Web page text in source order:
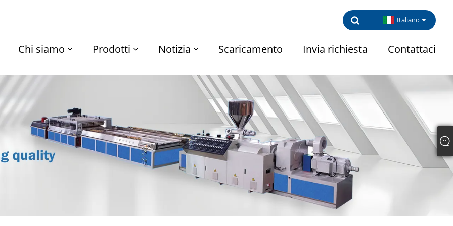
Italiano
Chi siamo Prodotti Notizia Scaricamento Invia richiesta Contattaci